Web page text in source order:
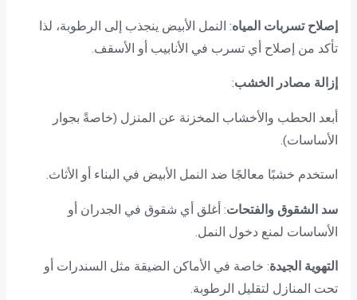
إصلاح تسربات المياه: النمل الأبيض ينجذب إلى الرطوبة، لذا
تأكد من إصلاح أي تسرب في الأنابيب أو الأسقف.
إزالة مصادر الخشب:
أبعد الحطب والأخشاب المخزنة عن المنزل (خاصةً بجوار
الأساسات).
استخدم خشبًا معالجًا ضد النمل الأبيض في البناء أو الأثاث.
سد الشقوق والفتحات: أغلق أي شقوق في الجدران أو
الأساسات لمنع دخول النمل.
التهوية الجيدة: خاصة في الأماكن الضيقة مثل السندرات أو
تحت المنازل لتقليل الرطوبة.